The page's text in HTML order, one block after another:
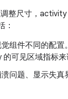
整尺寸，activity
：
组件不同的配
可见区域指标来
问题、显示失